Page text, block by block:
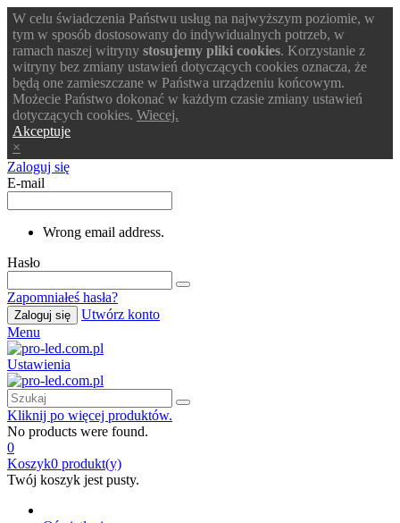
W celu świadczenia Państwu usług na najwyższym poziomie, w
tym w sposób dostosowany do indywidualnych potrzeb, w
ramach naszej witryny stosujemy pliki cookies. Korzystanie z
witryny bez zmiany ustawień dotyczących cookies oznacza, że
będą one zamieszczane w Państwa urządzeniu końcowym.
Możecie Państwo dokonać w każdym czasie zmiany ustawień
dotyczących cookies. Wiecej.
Akceptuje
×
Zaloguj się
E-mail
Wrong email address.
Hasło
Zapomniałeś hasła?
Zaloguj się
Utwórz konto
Menu
Ustawienia
Kliknij po więcej produktów.
No products were found.
0
Koszyk0 produkt(y)
Twój koszyk jest pusty.